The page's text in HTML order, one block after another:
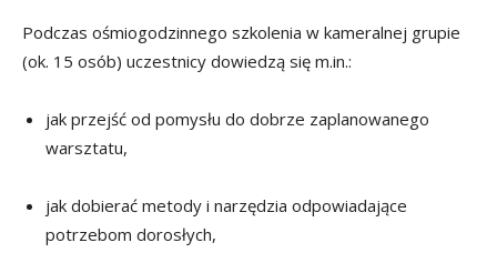
Podczas ośmiogodzinnego szkolenia w kameralnej grupie
(ok. 15 osób) uczestnicy dowiedzą się m.in.:
jak przejść od pomysłu do dobrze zaplanowanego
warsztatu,
jak dobierać metody i narzędzia odpowiadające
potrzebom dorosłych,